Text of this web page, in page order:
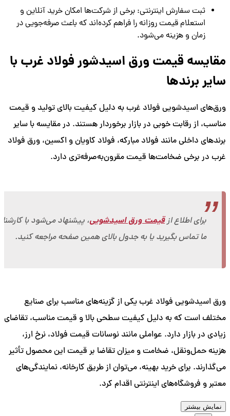
ثبت سفارش اینترنتی: برخی از شرکت‌ها امکان خرید آنلاین و
استعلام قیمت روزانه را فراهم کرده‌اند که باعث صرفه‌جویی در
زمان و هزینه می‌شود.
مقایسه قیمت ورق اسیدشور فولاد غرب با
سایر برندها
ورق‌های اسیدشویی فولاد غرب به دلیل کیفیت بالای تولید و قیمت
مناسب، از رقابت خوبی در بازار برخوردار هستند. در مقایسه با سایر
برندهای داخلی مانند فولاد مبارکه، فولاد کاویان و اکسین، ورق فولاد
غرب در برخی ضخامت‌ها قیمت مقرون‌به‌صرفه‌تری دارد.
برای اطلاع ازقیمت ورق اسیدشویی، پیشنهاد می‌شود با
ما تماس بگیرید یا به جدول بالای همین صفحه مراجعه کنید.
ورق اسیدشویی فولاد غرب یکی از گزینه‌های مناسب برای صنایع
مختلف است که به دلیل کیفیت سطحی بالا و قیمت مناسب، تقاضای
زیادی در بازار دارد. عواملی مانند نوسانات قیمت فولاد، نرخ ارز،
هزینه حمل‌ونقل، ضخامت و میزان تقاضا بر قیمت این محصول تأثیر
می‌گذارند. برای خرید بهینه، می‌توان از طریق کارخانه، نمایندگی‌های
معتبر و فروشگاه‌های اینترنتی اقدام کرد.
نمایش بیشتر